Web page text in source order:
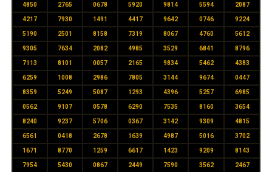
4850 2765 0678 5920 9814 5594 2087
4217 7930 1491 4417 9642 0746 9224
5190 2501 8158 7319 8067 4760 5612
9305 7634 2082 4985 3529 6841 8796
7113 8101 0057 2165 9834 5462 4383
6259 1008 2986 7805 3144 9674 0447
8359 5249 5087 1293 4396 5257 6985
0562 9107 0578 6290 7535 8160 3654
8240 9237 5706 0367 3142 9309 4815
6561 0418 2678 1639 4987 5016 3702
1671 8770 1259 6617 1423 9209 8143
7954 5430 0867 2449 7590 3562 2467